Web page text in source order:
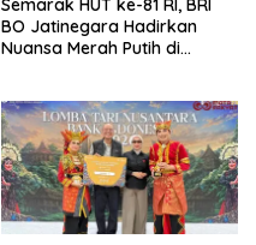
Semarak HUT ke-81 RI, BRI
BO Jatinegara Hadirkan
Nuansa Merah Putih di